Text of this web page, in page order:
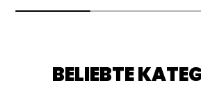
BELIEBTE